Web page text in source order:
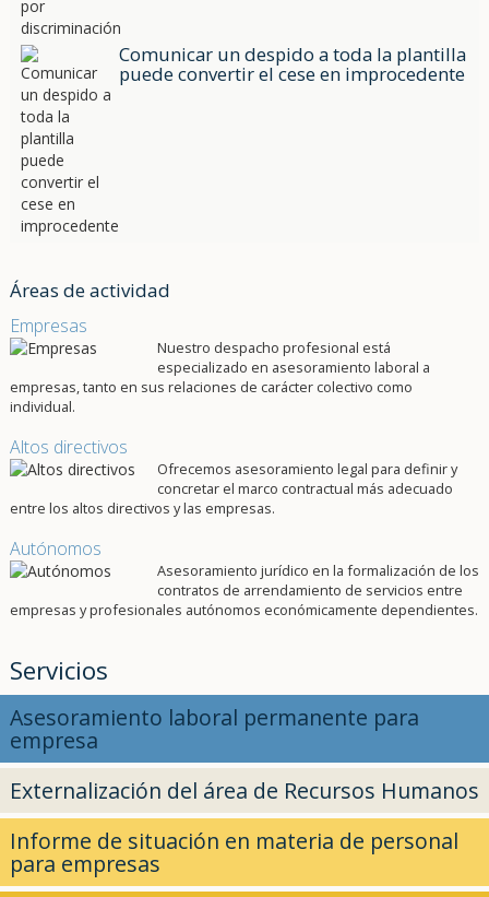
Comunicar un despido a toda la plantilla
puede convertir el cese en improcedente
Áreas de actividad
Empresas
Nuestro despacho profesional está
especializado en asesoramiento laboral a
empresas, tanto en sus relaciones de carácter colectivo como
individual.
Altos directivos
Ofrecemos asesoramiento legal para definir y
concretar el marco contractual más adecuado
entre los altos directivos y las empresas.
Autónomos
Asesoramiento jurídico en la formalización de los
contratos de arrendamiento de servicios entre
empresas y profesionales autónomos económicamente dependientes.
Servicios
Asesoramiento laboral permanente para
empresa
Externalización del área de Recursos Humanos
Informe de situación en materia de personal
para empresas